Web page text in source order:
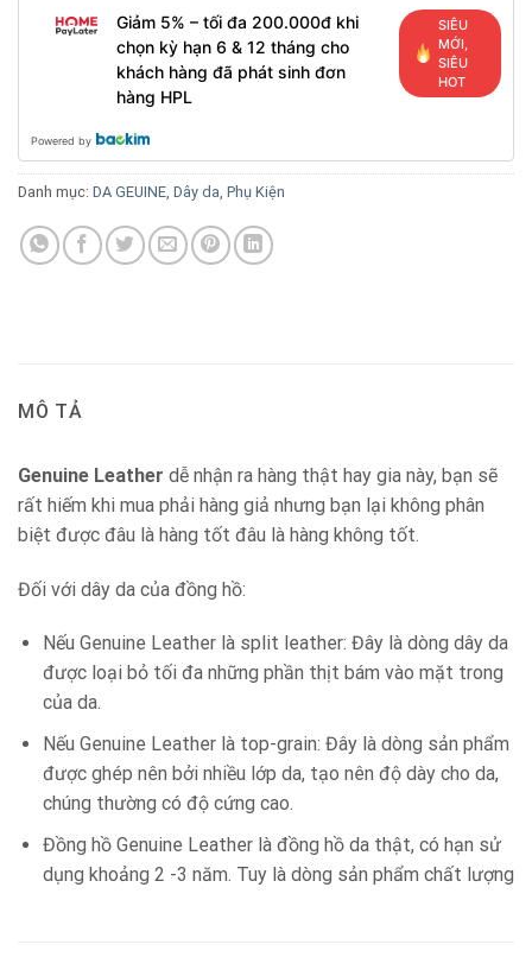
Giảm 5% – tối đa 200.000đ khi
chọn kỳ hạn 6 & 12 tháng cho
khách hàng đã phát sinh đơn
hàng HPL
SIÊU
MỚI,
SIÊU
HOT
Powered by
Danh mục: DA GEUINE Dây da Phụ Kiện
MÔ TẢ
Genuine Leather dễ nhận ra hàng thật hay gia này, bạn sẽ
rất hiếm khi mua phải hàng giả nhưng bạn lại không phân
biệt được đâu là hàng tốt đâu là hàng không tốt.
Đối với dây da của đồng hồ:
Nếu Genuine Leather là split leather: Đây là dòng dây da
được loại bỏ tối đa những phần thịt bám vào mặt trong
của da.
Nếu Genuine Leather là top-grain: Đây là dòng sản phẩm
được ghép nên bởi nhiều lớp da, tạo nên độ dày cho da,
chúng thường có độ cứng cao.
Đồng hồ Genuine Leather là đồng hồ da thật, có hạn sử
dụng khoảng 2 -3 năm. Tuy là dòng sản phẩm chất lượng